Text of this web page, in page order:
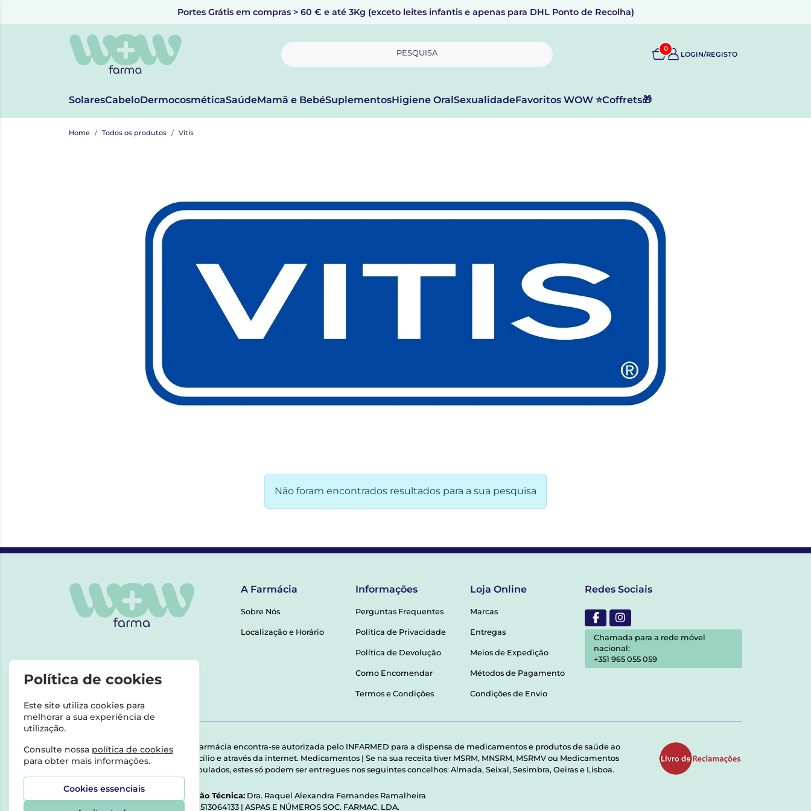
Portes Grátis em compras > 60 € e até 3Kg (exceto leites infantis e apenas para DHL Ponto de Recolha)
PESQUISA 0
LOGIN/REGISTO
SolaresCabeloDermocosméticaSaúdeMamã e BebéSuplementosHigiene OralSexualidadeFavoritos WOW ⭐Coffrets🎁
Home Todos os produtos Vitis
Não foram encontrados resultados para a sua pesquisa
A Farmácia
Sobre Nós
Localização e Horário
Informações
Perguntas Frequentes
Política de Privacidade
Política de Devolução
Como Encomendar
Termos e Condições
Loja Online
Marcas
Entregas
Meios de Expedição
Métodos de Pagamento
Condições de Envio
Redes Sociais
Chamada para a rede móvel
nacional:
+351 965 055 059
Esta farmácia encontra-se autorizada pelo INFARMED para a dispensa de medicamentos e produtos de saúde ao
domicílio e através da internet. Medicamentos | Se na sua receita tiver MSRM, MNSRM, MSRMV ou Medicamentos
Manipulados, estes só podem ser entregues nos seguintes concelhos: Almada, Seixal, Sesimbra, Oeiras e Lisboa.
Direção Técnica: Dra. Raquel Alexandra Fernandes Ramalheira
513064133 | ASPAS E NÚMEROS SOC. FARMAC. LDA.
Política de cookies
Este site utiliza cookies para
melhorar a sua experiência de
utilização.
Consulte nossa política de cookies
para obter mais informações.
Cookies essenciais